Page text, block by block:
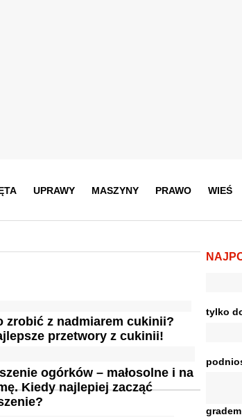
UPRAWY MASZYNY PRAWO WIEŚ
zrobić z nadmiarem cukinii?
przetwory z cukinii!
ogórków – małosolne i na
Kiedy najlepiej zacząć
tylko
gradem